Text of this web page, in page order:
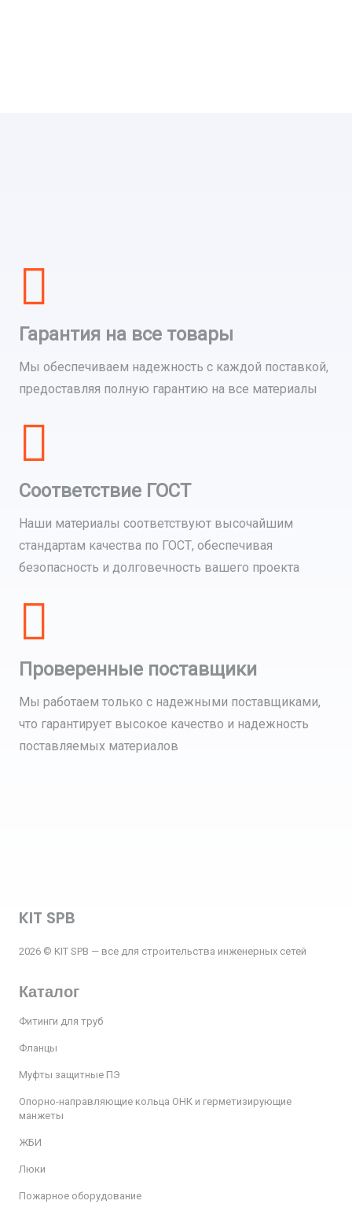
Гарантия на все товары
Мы обеспечиваем надежность с каждой поставкой,
предоставляя полную гарантию на все материалы
Соответствие ГОСТ
Наши материалы соответствуют высочайшим
стандартам качества по ГОСТ, обеспечивая
безопасность и долговечность вашего проекта
Проверенные поставщики
Мы работаем только с надежными поставщиками,
что гарантирует высокое качество и надежность
поставляемых материалов
KIT SPB
2026 © KIT SPB — все для строительства инженерных сетей
Каталог
Фитинги для труб
Фланцы
Муфты защитные ПЭ
Опорно-направляющие кольца ОНК и герметизирующие
манжеты
ЖБИ
Люки
Пожарное оборудование